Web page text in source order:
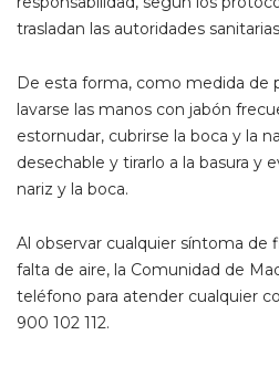
trasladan las autoridades
De esta forma, como medida de
lavarse las manos con jabón
estornudar, cubrirse la boca y la
desechable y tirarlo a la basura y
nariz y la boca.
Al observar cualquier síntoma de
falta de aire, la Comunidad de
teléfono para atender cualquier
900 102 112.